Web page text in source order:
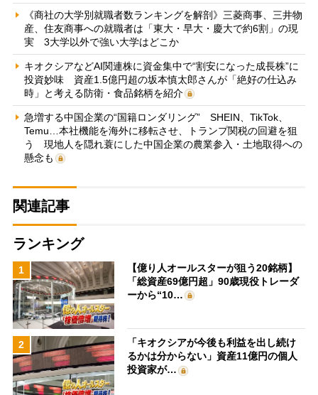
《商社の大学別就職者数ランキングを解剖》三菱商事、三井物
産、住友商事への就職者は「東大・早大・慶大で約6割」の現
実 3大学以外で強い大学はどこか
キオクシアなどAI関連株に資金集中で“割安になった成長株”に
投資妙味 資産1.5億円超の坂本慎太郎さんが「絶好の仕込み
時」と考える防衛・食品銘柄を紹介
急増する中国企業の“国籍ロンダリング” SHEIN、TikTok、
Temu…本社機能を海外に移転させ、トランプ関税の回避を狙
う 現地人を隠れ蓑にした中国企業の農業参入・土地取得への
懸念も
関連記事
ランキング
1
【億り人オールスターが狙う20銘柄】
「総資産69億円超」90歳現役トレーダ
ーから“10…
2
「キオクシアが今後も利益を出し続け
るかは分からない」資産11億円の個人
投資家が…